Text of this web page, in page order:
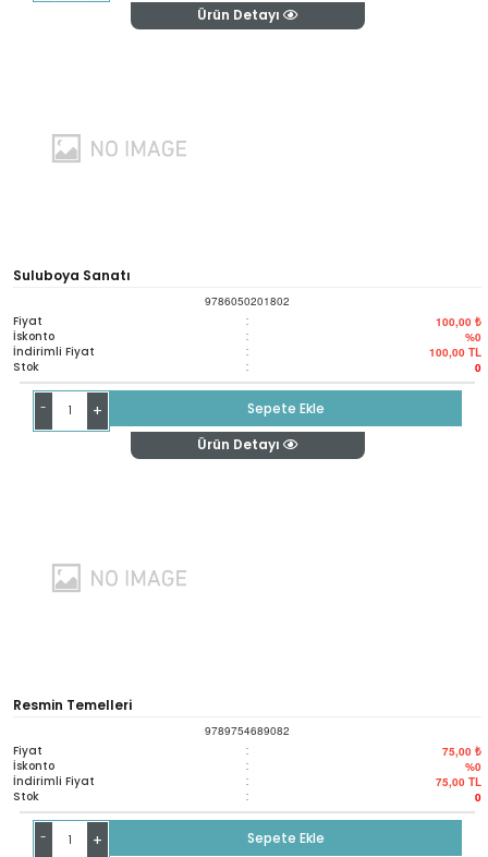
Ürün Detayı
Suluboya Sanatı
9786050201802
Fiyat : 100,00 ₺
İskonto : %0
İndirimli Fiyat : 100,00 TL
Stok : 0
- +
Sepete Ekle
Ürün Detayı
Resmin Temelleri
9789754689082
Fiyat : 75,00 ₺
İskonto : %0
İndirimli Fiyat : 75,00 TL
Stok : 0
- +
Sepete Ekle